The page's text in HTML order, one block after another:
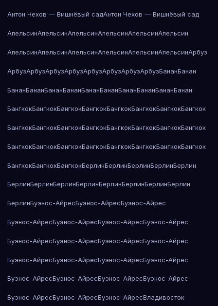
Антон Чехов — Вишнёвый садАнтон Чехов — Вишнёвый сад
АпельсинАпельсинАпельсинАпельсинАпельсинАпельсин
АпельсинАпельсинАпельсинАпельсинАпельсинАпельсинАрбуз
АрбузАрбузАрбузАрбузАрбузАрбузАрбузАрбузБананБанан
БананБананБананБананБананБананБананБананБананБанан
БангкокБангкокБангкокБангкокБангкокБангкокБангкокБангкок
БангкокБангкокБангкокБангкокБангкокБангкокБангкокБангкок
БангкокБангкокБангкокБангкокБангкокБангкокБангкокБангкок
БангкокБангкокБангкокБерлинБерлинБерлинБерлинБерлин
БерлинБерлинБерлинБерлинБерлинБерлинБерлинБерлин
БерлинБуэнос-АйресБуэнос-АйресБуэнос-Айрес
Буэнос-АйресБуэнос-АйресБуэнос-АйресБуэнос-Айрес
Буэнос-АйресБуэнос-АйресБуэнос-АйресБуэнос-Айрес
Буэнос-АйресБуэнос-АйресБуэнос-АйресБуэнос-Айрес
Буэнос-АйресБуэнос-АйресБуэнос-АйресБуэнос-Айрес
Буэнос-АйресБуэнос-АйресБуэнос-АйресВладивосток